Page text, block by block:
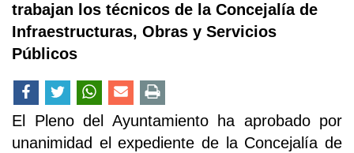
trabajan los técnicos de la Concejalía de
Infraestructuras, Obras y Servicios
Públicos
El Pleno del Ayuntamiento ha aprobado por
unanimidad el expediente de la Concejalía de